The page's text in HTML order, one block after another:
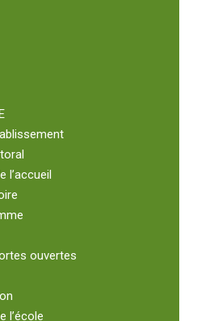
l’accueil
ouvertes
l’école